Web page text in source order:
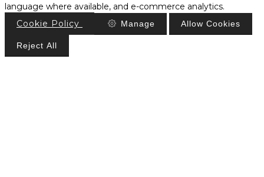
language where available, and e-commerce analytics.
Cookie Policy
Manage Allow Cookies
Reject All